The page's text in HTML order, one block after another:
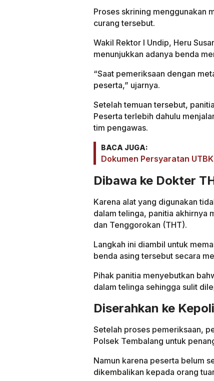
Proses skrining menggunakan
curang tersebut.
Wakil Rektor I Undip, Heru
menunjukkan adanya benda
“Saat pemeriksaan dengan
peserta,” ujarnya.
Setelah temuan tersebut,
Peserta terlebih dahulu
tim pengawas.
BACA JUGA:
Dokumen Persyaratan
Dibawa ke Dokter
Karena alat yang digunakan
dalam telinga, panitia akhirnya
dan Tenggorokan (THT).
Langkah ini diambil untuk
benda asing tersebut secara
Pihak panitia menyebutkan
dalam telinga sehingga sulit
Diserahkan ke
Setelah proses pemeriksaan,
Polsek Tembalang untuk
Namun karena peserta belum
dikembalikan kepada orang